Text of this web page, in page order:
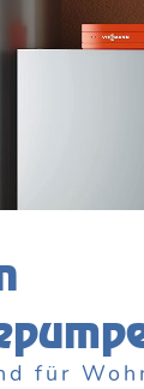
für